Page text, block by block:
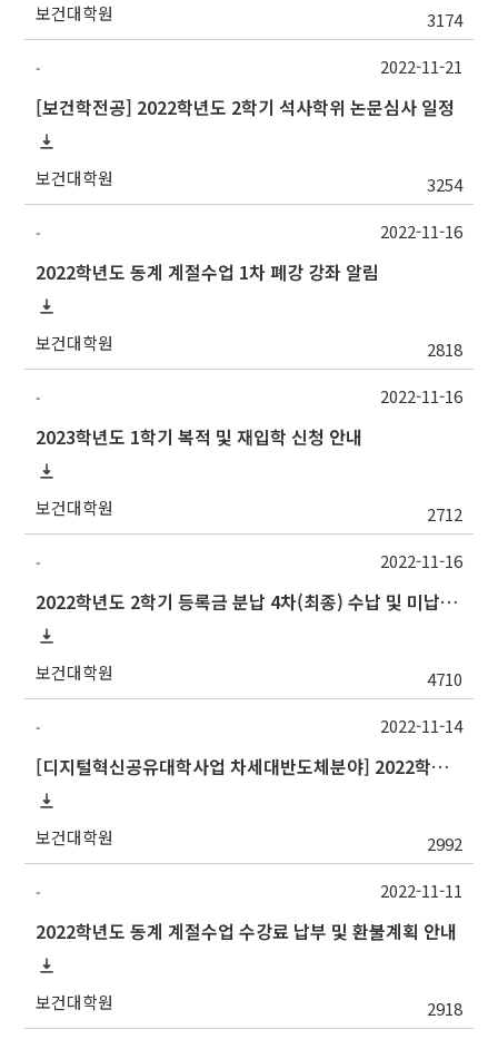
보건대학원 3174
-
[보건학전공] 2022학년도 2학기 석사학위 논문심사 일정
보건대학원 3254
2022-11-21
-
2022학년도 동계 계절수업 1차 폐강 강좌 알림
보건대학원 2818
2022-11-16
-
2023학년도 1학기 복적 및 재입학 신청 안내
보건대학원 2712
2022-11-16
-
2022학년도 2학기 등록금 분납 4차(최종) 수납 및 미납자 제적 예정 안내
보건대학원 4710
2022-11-16
-
[디지털혁신공유대학사업 차세대반도체분야] 2022학년도 중앙대학교 동계 계절수업 교류 수학 안내
보건대학원 2992
2022-11-14
-
2022학년도 동계 계절수업 수강료 납부 및 환불계획 안내
보건대학원 2918
2022-11-11